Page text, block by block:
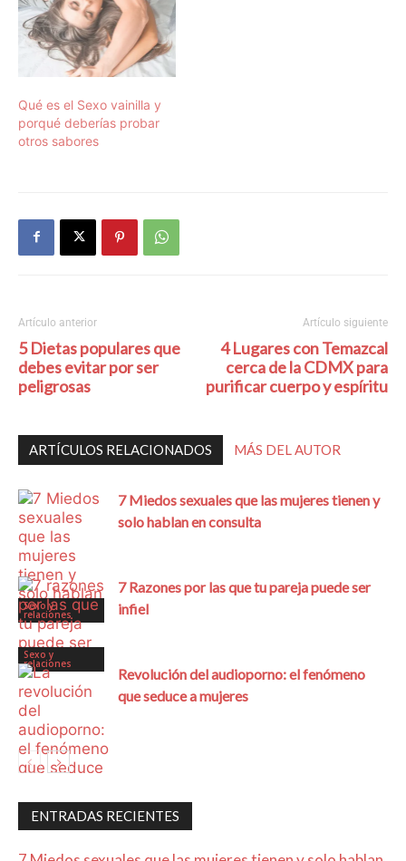
Qué es el Sexo vainilla y
porqué deberías probar
otros sabores
Artículo anterior
5 Dietas populares que
debes evitar por ser
peligrosas
Artículo siguiente
4 Lugares con Temazcal
cerca de la CDMX para
purificar cuerpo y espíritu
ARTÍCULOS RELACIONADOS MÁS DEL AUTOR
Sexo y
relaciones
7 Miedos sexuales que las mujeres tienen y
solo hablan en consulta
Sexo y
relaciones
7 Razones por las que tu pareja puede ser
infiel
Revolución del audioporno: el fenómeno
que seduce a mujeres
ENTRADAS RECIENTES